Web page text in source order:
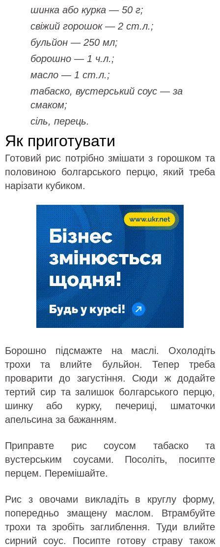
шинка або курка — 50 г;
свіжий горошок — 2 ст.л.;
бульйон — 250 мл;
борошно — 1 ч.л.;
масло — 1 ст.л.;
табаско, вустерський соус — за
смаком;
сіль, перець.
Як приготувати
Готовий рис потрібно змішати з горошком та
половиною болгарського перцю, який треба
нарізати кубиком.
Борошно підсмажте на маслі. Охолодіть
трохи та влийте бульйон. Тепер треба
проварити до загустіння. Сюди ж додайте
тертий сир та залишок болгарського перцю,
шинку або курку, печериці, шматочки
апельсина за бажанням.
Приправте рис соусом табаско та
вустерським соусами. Посоліть, посипте
перцем. Перемішайте.
Рис з овочами викладіть в круглу форму,
попередньо змащену маслом. Втрамбуйте
трохи та зробіть заглиблення. Туди влийте
сирний соус. Посипте готову страву також